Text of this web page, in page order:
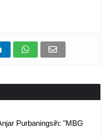
Purbaningsih: "MBG